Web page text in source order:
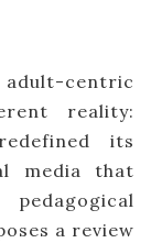
adult-centric
reality:
its
media that
a review